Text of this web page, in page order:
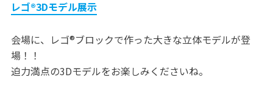
レゴ®3Dモデル展示
会場に、レゴ®ブロックで作った大きな立体モデルが登
場！！
迫力満点の3Dモデルをお楽しみくださいね。